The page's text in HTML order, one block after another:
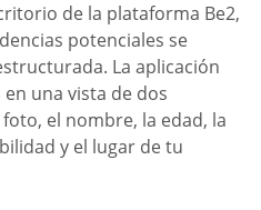
de la plataforma Be2,
potenciales se
La aplicación
una vista de dos
el nombre, la edad, la
y el lugar de tu